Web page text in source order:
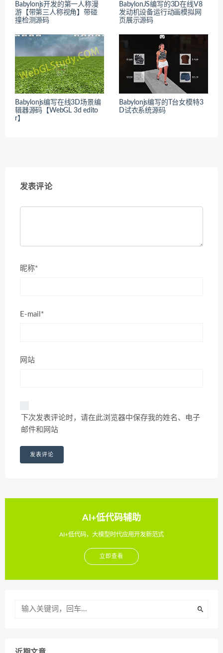
Babylonjs开发的第一人称漫
游【带第三人称视角】带碰
撞检测源码
BabylonJS编写的3D在线V8
发动机设备运行动画模拟网
页展示源码
Babylonjs编写在线3D场景编
辑器源码【WebGL 3d edito
r】
Babylonjs编写的T台女模特3
D试衣系统源码
发表评论
昵称*
E-mail*
网站
下次发表评论时，请在此浏览器中保存我的姓名、电子
邮件和网站
AI+低代码辅助
AI+低代码，大模型时代应用开发新范式
立即查看